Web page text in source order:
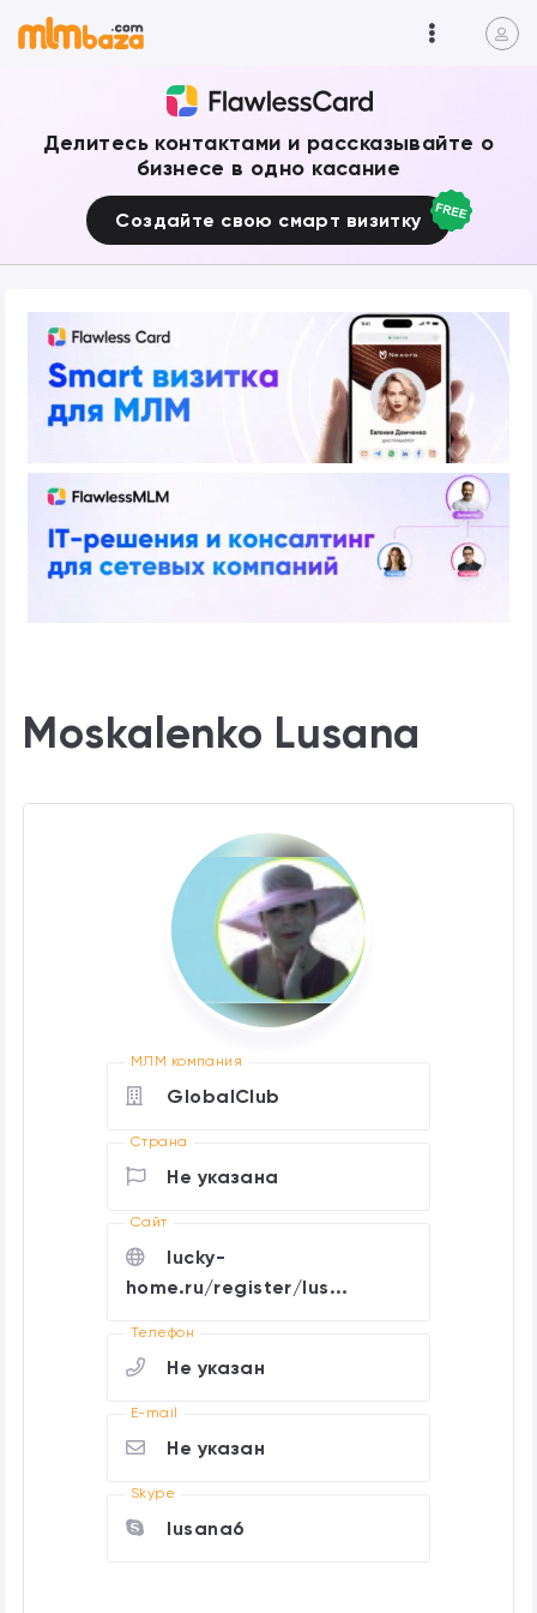
Делитесь контактами и рассказывайте о
бизнесе в одно касание
Создайте свою смарт визитку
Moskalenko Lusana
МЛМ компания
GlobalClub
Страна
Не указана
Cайт
lucky-
home.ru/register/lus...
Телефон
Не указан
E-mail
Не указан
Skype
lusana6